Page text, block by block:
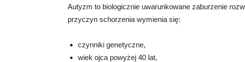
Autyzm to biologicznie uwarunkowane zaburzenie
przyczyn schorzenia wymienia się:
czynniki genetyczne,
wiek ojca powyżej 40 lat,